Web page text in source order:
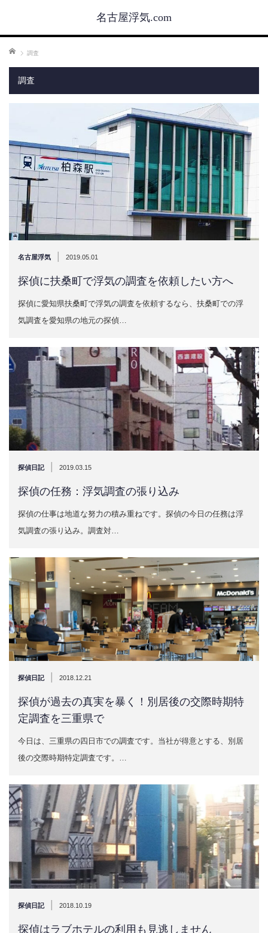
名古屋浮気.com
ホーム 調査
調査
名古屋浮気 2019.05.01
探偵に扶桑町で浮気の調査を依頼したい方へ
探偵に愛知県扶桑町で浮気の調査を依頼するなら、扶桑町での浮
気調査を愛知県の地元の探偵…
探偵日記 2019.03.15
探偵の任務：浮気調査の張り込み
探偵の仕事は地道な努力の積み重ねです。探偵の今日の任務は浮
気調査の張り込み。調査対…
探偵日記 2018.12.21
探偵が過去の真実を暴く！別居後の交際時期特
定調査を三重県で
今日は、三重県の四日市での調査です。当社が得意とする、別居
後の交際時期特定調査です。…
探偵日記 | 2018.10.19
探偵はラブホテルの利用も見逃しません